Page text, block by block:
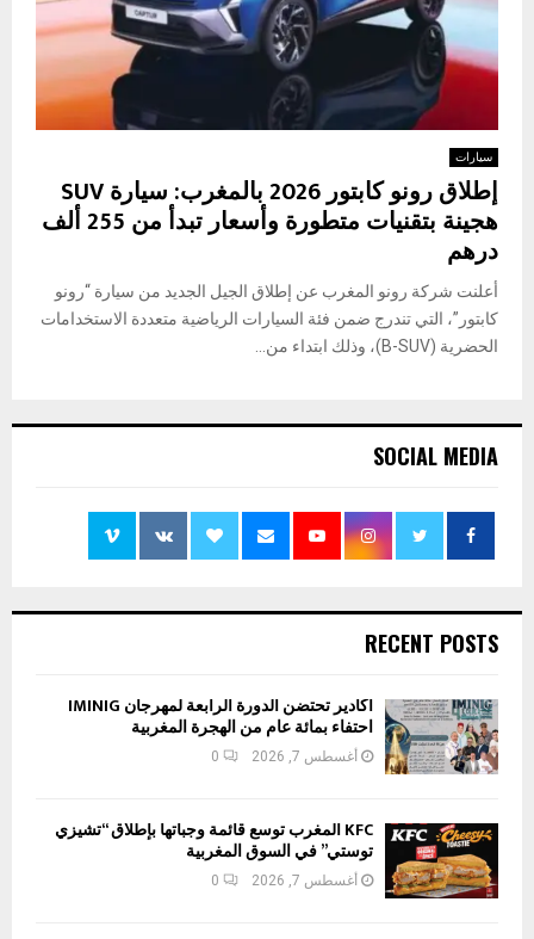
سيارات
إطلاق رونو كابتور 2026 بالمغرب: سيارة SUV
هجينة بتقنيات متطورة وأسعار تبدأ من 255 ألف
درهم
أعلنت شركة رونو المغرب عن إطلاق الجيل الجديد من سيارة “رونو
كابتور”، التي تندرج ضمن فئة السيارات الرياضية متعددة الاستخدامات
الحضرية (B-SUV)، وذلك ابتداء من...
SOCIAL MEDIA
RECENT POSTS
أكادير تحتضن الدورة الرابعة لمهرجان IMINIG
احتفاء بمائة عام من الهجرة المغربية
أغسطس 7, 2026 0
KFC المغرب توسع قائمة وجباتها بإطلاق “تشيزي
توستي” في السوق المغربية
أغسطس 7, 2026 0